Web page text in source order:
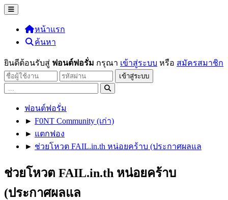
หน้าแรก
ค้นหา
ยินดีต้อนรับสู่ ฟอนต์ฟอรั่ม กรุณา เข้าสู่ระบบ หรือ สมัครสมาชิก
ฟอนต์ฟอรั่ม
► F0NT Community (เก่า)
► แตกฟอง
► ช่วยโหวต FAIL.in.th หน่อยคร้าบ (ประกาศผลแล
ช่วยโหวต FAIL.in.th หน่อยคร้าบ
(ประกาศผลแล